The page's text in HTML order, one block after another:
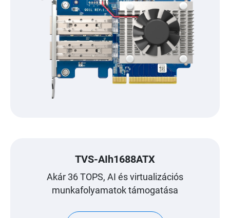
TVS-AIh1688ATX
Akár 36 TOPS, AI és virtualizációs
munkafolyamatok támogatása